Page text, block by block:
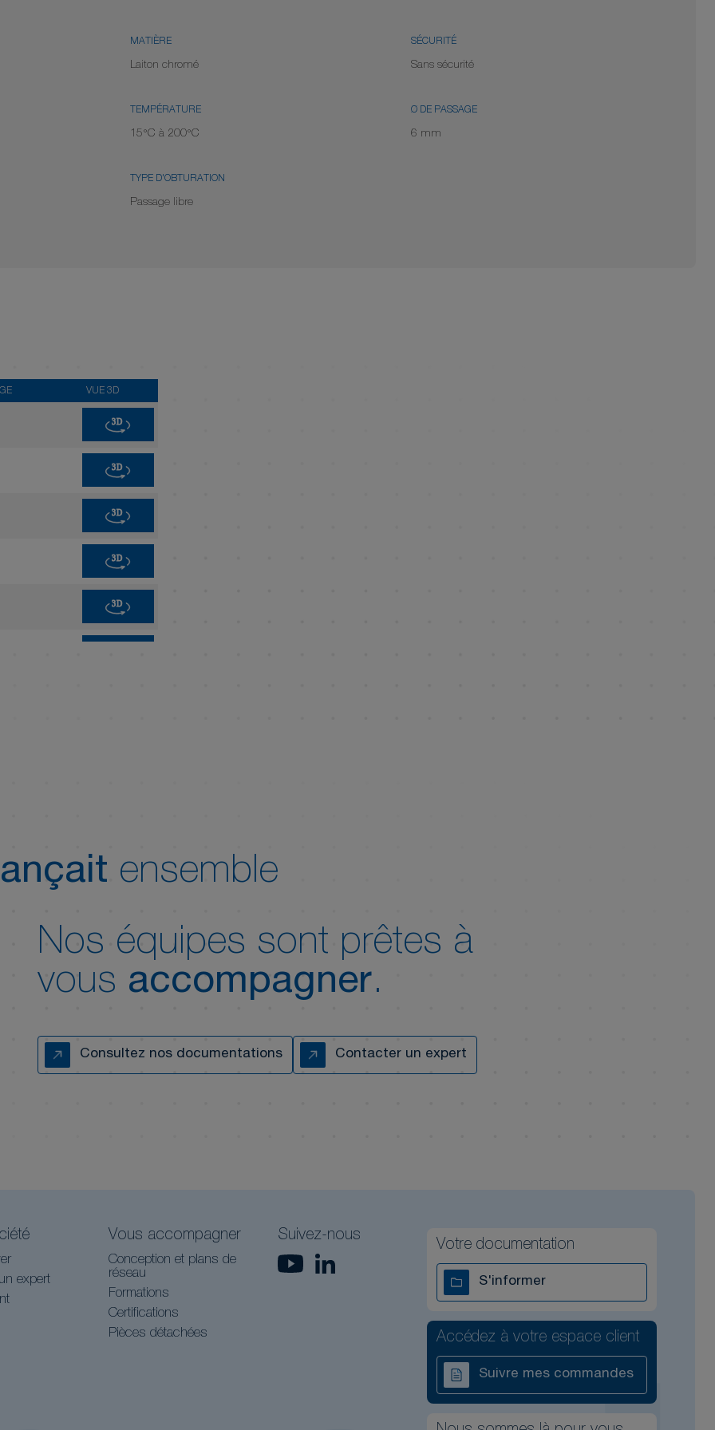
MATIÈRE
Laiton chromé
SÉCURITÉ
Sans sécurité
TEMPÉRATURE
15°C à 200°C
Ø DE PASSAGE
6 mm
TYPE D'OBTURATION
Passage libre
VUE 3D
3D
3D
3D
3D
3D
ensemble
Nos équipes sont prêtes à
vous accompagner.
Consultez nos documentations Contacter un expert
expert
Vous accompagner
Conception et plans de
réseau
Formations
Certifications
Pièces détachées
Suivez-nous
Votre documentation
S'informer
Accédez à votre espace client
Suivre mes commandes